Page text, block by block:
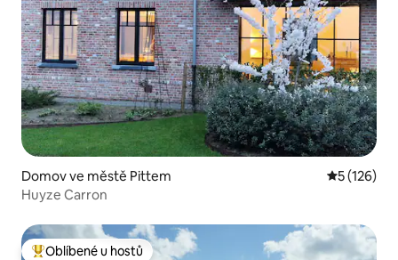
Domov ve městě Pittem Průměrné
5 (126)
Huyze Carron
Oblíbené u hostů